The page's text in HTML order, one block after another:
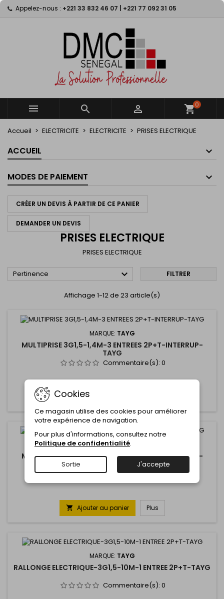
Appelez-nous : +221 33 832 46 07 | +221 77 092 31 05
   shopping_cart0
Accueil ELECTRICITE ELECTRICITE PRISES ELECTRIQUE
ACCUEIL
MODES DE PAIEMENT
CRÉER UN DEVIS À PARTIR DE CE PANIER
DEMANDER UN DEVIS
PRISES ELECTRIQUE
PRISES ELECTRIQUE
Pertinence  FILTRER
Affichage 1-12 de 23 article(s)
MARQUE: TAYG
MULTIPRISE 3G1,5-1,4M-3 ENTREES 2P+T-INTERRUP-
TAYG
Commentaire(s): 0
 Ajouter au panier
MARQUE:TAYG
MULTIPRISE 3G1,5-1,4M-5 ENTREES 2P+T-INTERRUP-
Commentaire(s):0
 Ajouter au panier Plus
MARQUE: TAYG
RALLONGE ELECTRIQUE-3G1,5-10M-1 ENTREE 2P+T-TAYG
Commentaire(s): 0
My wishlists ×
add_circle_outlineCreate new list
((modalTitle)) ×
((confirmMessage))
((cancelText)) ((modalDeleteText))
((title)) ×
((cancelText)) ((createText))
Connexion ×
Vous devez être connecté pour ajouter des produits
à votre liste d'envies.
((cancelText)) ((loginText))
Cookies
Ce magasin utilise des cookies pour améliorer
votre expérience de navigation.
Pour plus d'informations, consultez notre
Politique de confidentialité.
Sortie J'accepte